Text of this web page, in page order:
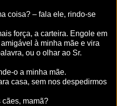
coisa? – fala ele, rindo-se
força, a carteira. Engole em
à minha mãe e vira
ou o olhar ao Sr.
o a minha mãe.
casa, sem nos despedirmos
mamã?